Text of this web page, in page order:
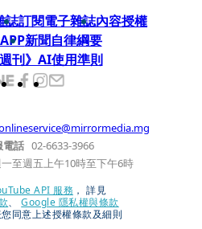
誌訂閱電子雜誌內容授權
新聞自律綱要
週刊》AI使用準則
電話 02-6633-3966
至週五上午10時至下午6時
API 服務 ， 詳見
、
Google 隱私權與條款
同意上述授權條款及細則